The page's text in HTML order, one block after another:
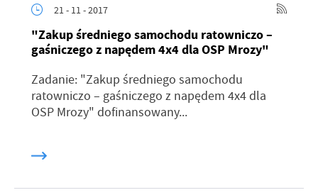
21 - 11 - 2017
"Zakup średniego samochodu ratowniczo –
gaśniczego z napędem 4x4 dla OSP Mrozy"
Zadanie: "Zakup średniego samochodu
ratowniczo – gaśniczego z napędem 4x4 dla
OSP Mrozy" dofinansowany...